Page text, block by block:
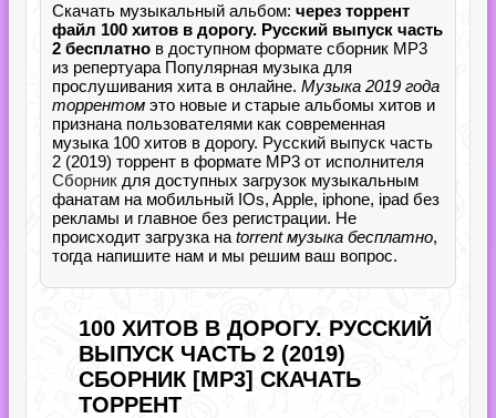
Скачать музыкальный альбом: через торрент
файл 100 хитов в дорогу. Русский выпуск часть
2 бесплатно в доступном формате сборник MP3
из репертуара Популярная музыка для
прослушивания хита в онлайне. Музыка 2019 года
торрентом это новые и старые альбомы хитов и
признана пользователями как современная
музыка 100 хитов в дорогу. Русский выпуск часть
2 (2019) торрент в формате MP3 от исполнителя
Сборник для доступных загрузок музыкальным
фанатам на мобильный IOs, Apple, iphone, ipad без
рекламы и главное без регистрации. Не
происходит загрузка на torrent музыка бесплатно,
тогда напишите нам и мы решим ваш вопрос.
100 ХИТОВ В ДОРОГУ. РУССКИЙ
ВЫПУСК ЧАСТЬ 2 (2019)
СБОРНИК [MP3] СКАЧАТЬ
ТОРРЕНТ